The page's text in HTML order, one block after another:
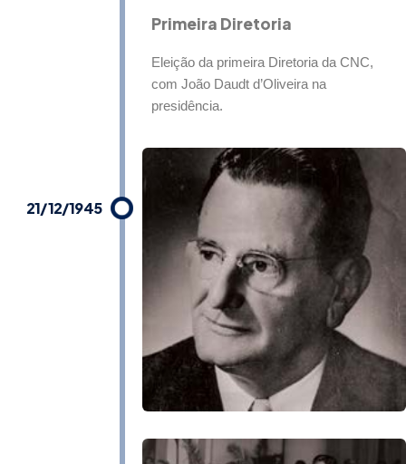
Primeira Diretoria
Eleição da primeira Diretoria da CNC,
com João Daudt d’Oliveira na
presidência.
21/12/1945